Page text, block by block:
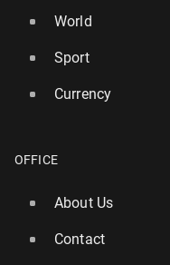
World
Sport
Currency
OFFICE
About Us
Contact